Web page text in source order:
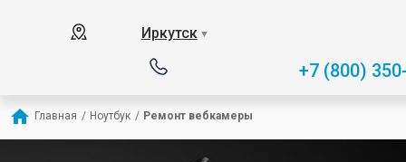
Иркутск ▼
+7 (800)
Главная / Ноутбук / Ремонт вебкамеры